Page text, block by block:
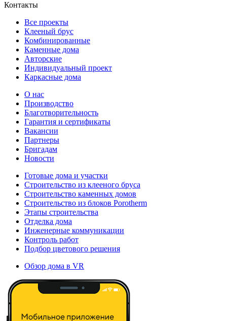
Контакты
Все проекты
Клееный брус
Комбинированные
Каменные дома
Авторские
Индивидуальный проект
Каркасные дома
О нас
Производство
Благотворительность
Гарантия и сертификаты
Вакансии
Партнеры
Бригадам
Новости
Готовые дома и участки
Строительство из клееного бруса
Строительство каменных домов
Строительство из блоков Porotherm
Этапы строительства
Отделка дома
Инженерные коммуникации
Контроль работ
Подбор цветового решения
Обзор дома в VR